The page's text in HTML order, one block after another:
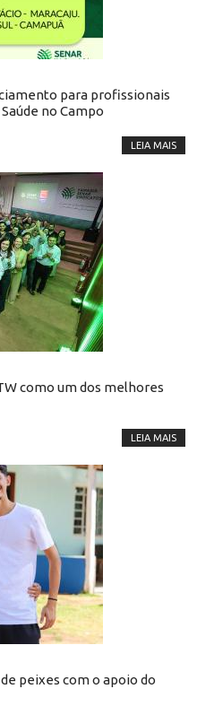
para profissionais
no Campo
LEIA MAIS
como um dos melhores
LEIA MAIS
peixes com o apoio do